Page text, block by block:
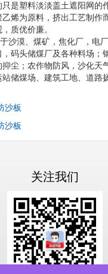
是塑料淡淡盖土遮阳网的
烯为原料，挤出工艺制作
质优价廉。
沙漠、煤矿，焦化厂，电
码头储煤厂及各种料场；
尘；农作物防风，沙化天
储煤场、建筑工地、道路
沙板
沙板
关注我们